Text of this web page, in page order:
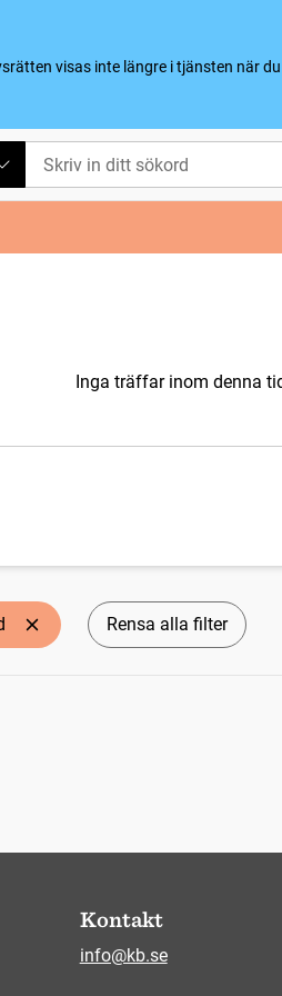
visas inte längre i tjänsten när
Inga träffar inom denna
Rensa alla filter
Kontakt
info@kb.se